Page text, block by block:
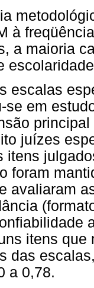
à
a maioria
escalas
se em
juízes
itens
foram
avaliaram
itens
das
a 0,78.